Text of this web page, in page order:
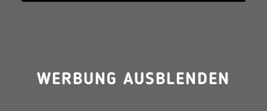
WERBUNG AUSBLENDEN